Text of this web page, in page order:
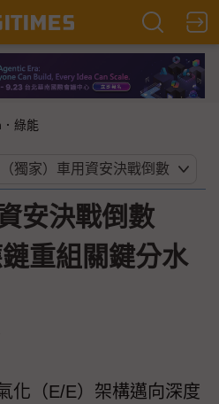
綠能
安決戰倒數
重組關鍵分水
化（E/E）架構邁向深度